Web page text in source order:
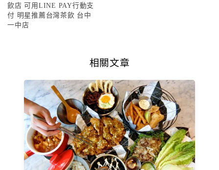
飲店 可用LINE PAY行動支
付 明星推薦台灣茶飲 台中
一中店
相關文章